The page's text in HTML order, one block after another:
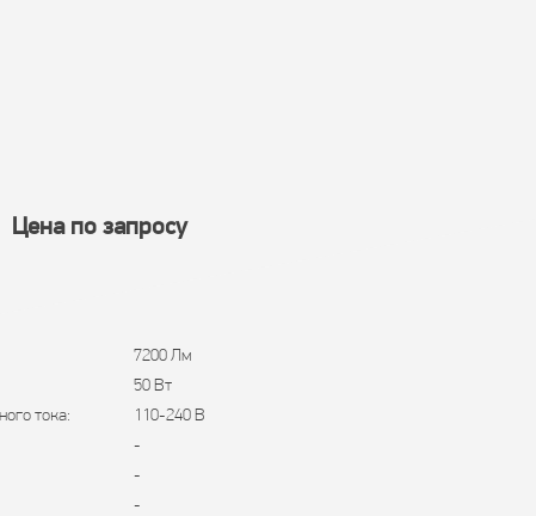
Цена по запросу
7200 Лм
50 Вт
тока:
110-240 В
-
-
-